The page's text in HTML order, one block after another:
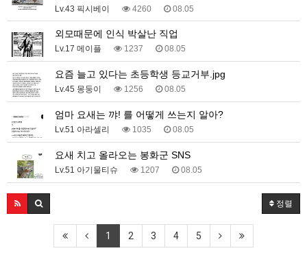
Lv.43 픽시베이 4260 08.05
외모때문에 인식 박살난 직업
Lv.17 메이플 1237 08.05
요즘 늘고 있다는 초등학생 등교거부.jpg
Lv.45 몽둥이 1256 08.05
엄마 요새는 꺄! 를 어떻게 쓰는지 알아?
Lv.51 아라셀리 1035 08.05
요새 치고 올라오는 봉화군 SNS
Lv.51 아기물티슈 1207 08.05
정렬
1 2 3 4 5